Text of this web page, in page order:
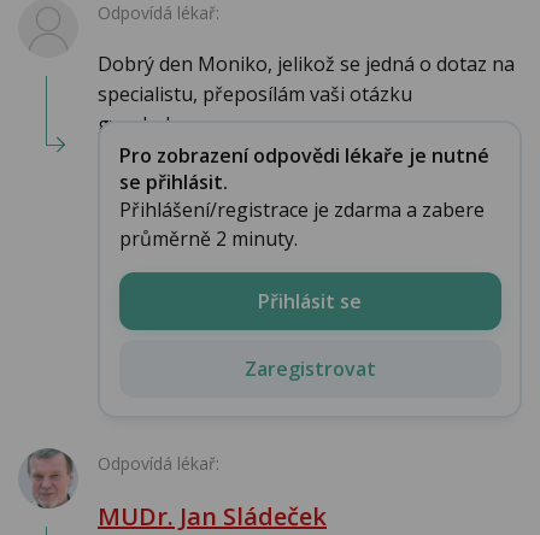
Odpovídá lékař:
Dobrý den Moniko, jelikož se jedná o dotaz na
specialistu, přeposílám vaši otázku
gynekologo...
Pro zobrazení odpovědi lékaře je nutné
se přihlásit.
Přihlášení/registrace je zdarma a zabere
průměrně 2 minuty.
Přihlásit se
Zaregistrovat
Odpovídá lékař:
MUDr. Jan Sládeček